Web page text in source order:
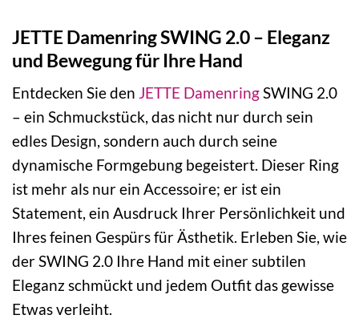
JETTE Damenring SWING 2.0 – Eleganz
und Bewegung für Ihre Hand
Entdecken Sie den JETTE DamenringSWING 2.0
– ein Schmuckstück, das nicht nur durch sein
edles Design, sondern auch durch seine
dynamische Formgebung begeistert. Dieser Ring
ist mehr als nur ein Accessoire; er ist ein
Statement, ein Ausdruck Ihrer Persönlichkeit und
Ihres feinen Gespürs für Ästhetik. Erleben Sie, wie
der SWING 2.0 Ihre Hand mit einer subtilen
Eleganz schmückt und jedem Outfit das gewisse
Etwas verleiht.